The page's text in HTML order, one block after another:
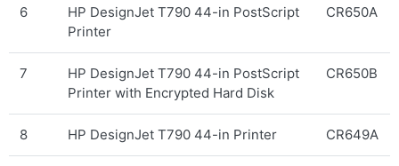
6
HP DesignJet T790 44-in PostScript
Printer
CR650A
7
HP DesignJet T790 44-in PostScript
Printer with Encrypted Hard Disk
CR650B
8 HP DesignJet T790 44-in Printer CR649A